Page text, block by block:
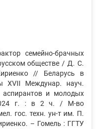
семейно-брачных
обществе / Д. С.
// Беларусь в
XVII Междунар. науч.
аспирантов и молодых
г. : в 2 ч. / М-во
гос. техн. ун-т им. П.
– Гомель : ГГТУ